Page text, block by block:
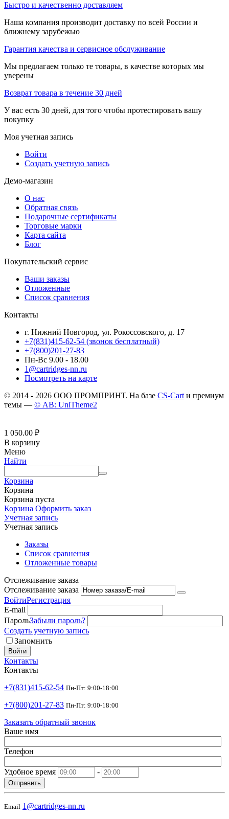
Быстро и качественно доставляем
Наша компания производит доставку по всей России и
ближнему зарубежью
Гарантия качества и сервисное обслуживание
Мы предлагаем только те товары, в качестве которых мы
уверены
Возврат товара в течение 30 дней
У вас есть 30 дней, для того чтобы протестировать вашу
покупку
Моя учетная запись
Войти
Создать учетную запись
Демо-магазин
О нас
Обратная связь
Подарочные сертификаты
Торговые марки
Карта сайта
Блог
Покупательский сервис
Ваши заказы
Отложенные
Список сравнения
Контакты
г. Нижний Новгород, ул. Рокоссовского, д. 17
+7(831)415-62-54 (звонок бесплатный)
+7(800)201-27-83
Пн-Вс 9.00 - 18.00
1@cartridges-nn.ru
Посмотреть на карте
© 2014 - 2026 ООО ПРОМПРИНТ. На базе CS-Cart и премиум
темы — © AB: UniTheme2
1 050.00 ₽
В корзину
Меню
Найти
Корзина
Корзина
Корзина пуста
Корзина Оформить заказ
Учетная запись
Учетная запись
Заказы
Список сравнения
Отложенные товары
Отслеживание заказа
Отслеживание заказа
ВойтиРегистрация
E-mail
ПарольЗабыли пароль?
Создать учетную запись
Запомнить
Войти
Контакты
Контакты
+7(831)415-62-54 Пн-Пт: 9:00-18:00
+7(800)201-27-83 Пн-Пт: 9:00-18:00
Заказать обратный звонок
Ваше имя
Телефон
Удобное время -
Отправить
Email 1@cartridges-nn.ru